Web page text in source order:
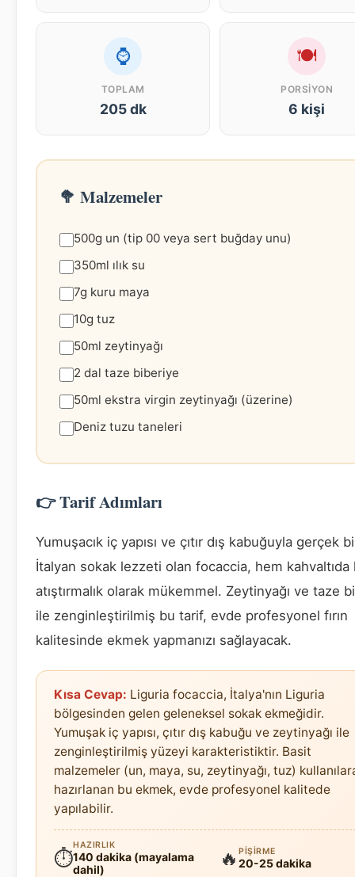
⌚
TOPLAM
205 dk
🍽
PORSIYON
6 kişi
🥦 Malzemeler
500g un (tip 00 veya sert buğday unu)
350ml ılık su
7g kuru maya
10g tuz
50ml zeytinyağı
2 dal taze biberiye
50ml ekstra virgin zeytinyağı (üzerine)
Deniz tuzu taneleri
👉 Tarif Adımları
Yumuşacık iç yapısı ve çıtır dış kabuğuyla gerçek
İtalyan sokak lezzeti olan focaccia, hem kahvaltıda
atıştırmalık olarak mükemmel. Zeytinyağı ve taze
ile zenginleştirilmiş bu tarif, evde profesyonel fırın
kalitesinde ekmek yapmanızı sağlayacak.
Kısa Cevap: Liguria focaccia, İtalya'nın Liguria
bölgesinden gelen geleneksel sokak ekmeğidir.
Yumuşak iç yapısı, çıtır dış kabuğu ve zeytinyağı ile
zenginleştirilmiş yüzeyi karakteristiktir. Basit
malzemeler (un, maya, su, zeytinyağı, tuz)
hazırlanan bu ekmek, evde profesyonel kalitede
yapılabilir.
⏱
HAZIRLIK
140 dakika (mayalama
dahil)
🔥 PIŞIRME
20-25 dakika